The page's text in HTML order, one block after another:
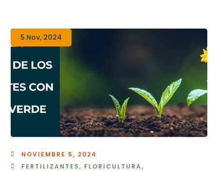
5 Nov, 2024
NOVIEMBRE 5, 2024
FERTILIZANTES, FLORICULTURA,